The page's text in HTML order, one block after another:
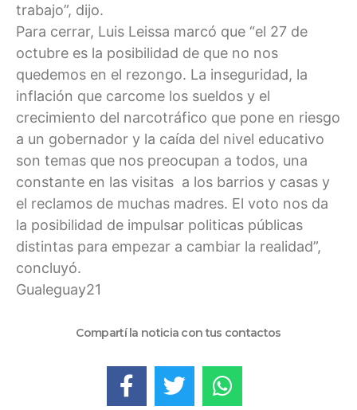
trabajo”, dijo.
Para cerrar, Luis Leissa marcó que “el 27 de
octubre es la posibilidad de que no nos
quedemos en el rezongo. La inseguridad, la
inflación que carcome los sueldos y el
crecimiento del narcotráfico que pone en riesgo
a un gobernador y la caída del nivel educativo
son temas que nos preocupan a todos, una
constante en las visitas a los barrios y casas y
el reclamos de muchas madres. El voto nos da
la posibilidad de impulsar politicas públicas
distintas para empezar a cambiar la realidad”,
concluyó.
Gualeguay21
Compartí la noticia con tus contactos